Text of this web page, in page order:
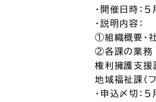
・開催日時：５
・説明内容
①組織概要・社
②各課の業務
権利擁護支援
地域福祉課（
・申込〆切：５